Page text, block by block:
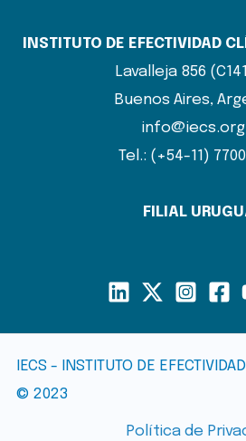
INSTITUTO DE EFECTIVIDAD
Lavalleja 856
Buenos Aires,
Tel.: (+54-11)
FILIAL
IECS - INSTITUTO DE
© 2023
Política de